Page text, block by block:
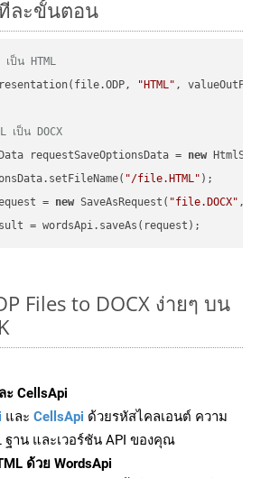
ละขั้นตอน
ป็น HTML
"HTML" ,
เป็น DOCX
requestSaveOptionsData = new
"/file.HTML" );
= new SaveAsRequest( "file.DOCX"
Files to DOCX ง่ายๆ บน
ะ CellsApi
และ CellsApi ด้วยรหัสไคลเอนต์ ความ
ฐาน และเวอร์ชัน API ของคุณ
ด้วย WordsApi